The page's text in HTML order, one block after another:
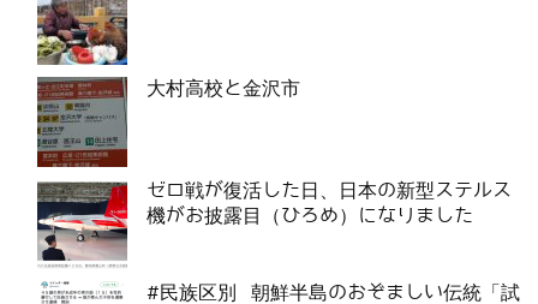
大村高校と金沢市
ゼロ戦が復活した日、日本の新型ステルス
機がお披露目（ひろめ）になりました
#民族区別 朝鮮半島のおぞましい伝統「試